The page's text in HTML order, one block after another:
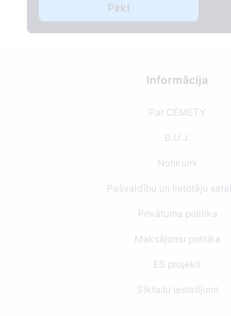
Pirkt
Informācija
Par CEMETY
B.U.J.
Notikumi
Pašvaldību un lietotāju
Privātuma politika
Maksājumu politika
ES projekti
Sīkfailu iestatījumi